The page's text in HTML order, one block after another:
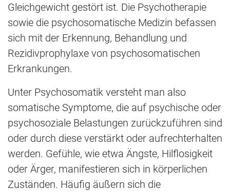
Gleichgewicht gestört ist. Die Psychotherapie
sowie die psychosomatische Medizin befassen
sich mit der Erkennung, Behandlung und
Rezidivprophylaxe von psychosomatischen
Erkrankungen.
Unter Psychosomatik versteht man also
somatische Symptome, die auf psychische oder
psychosoziale Belastungen zurückzuführen sind
oder durch diese verstärkt oder aufrechterhalten
werden. Gefühle, wie etwa Ängste, Hilflosigkeit
oder Ärger, manifestieren sich in körperlichen
Zuständen. Häufig äußern sich die